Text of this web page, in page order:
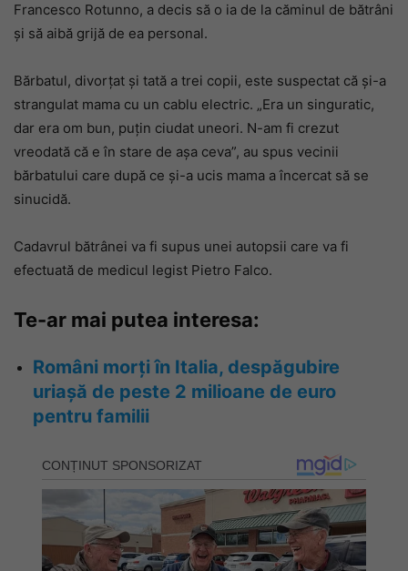
Francesco Rotunno, a decis să o ia de la căminul de bătrâni
și să aibă grijă de ea personal.
Bărbatul, divorțat și tată a trei copii, este suspectat că și-a
strangulat mama cu un cablu electric. „Era un singuratic,
dar era om bun, puțin ciudat uneori. N-am fi crezut
vreodată că e în stare de așa ceva”, au spus vecinii
bărbatului care după ce și-a ucis mama a încercat să se
sinucidă.
Cadavrul bătrânei va fi supus unei autopsii care va fi
efectuată de medicul legist Pietro Falco.
Te-ar mai putea interesa:
Români morți în Italia, despăgubire
uriașă de peste 2 milioane de euro
pentru familii